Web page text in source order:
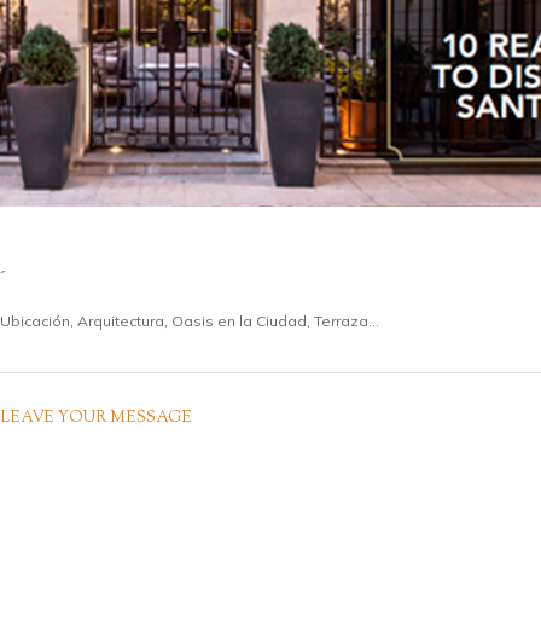
-
Ubicación, Arquitectura, Oasis en la Ciudad, Terraza...
LEAVE YOUR MESSAGE